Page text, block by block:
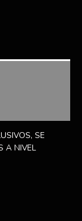
SE
A NIVEL